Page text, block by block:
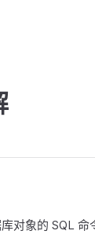
对象的 SQL